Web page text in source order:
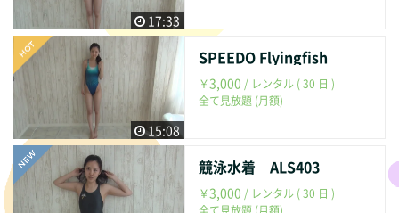
17:33
15:08
SPEEDO Flyingfish
￥3,000 / レンタル ( 30 日 )
全て見放題 (月額)
競泳水着 ALS403
￥3,000 / レンタル ( 30 日 )